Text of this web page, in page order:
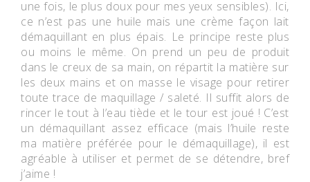
une fois, le plus doux pour mes yeux sensibles). Ici,
ce n’est pas une huile mais une crème façon lait
démaquillant en plus épais. Le principe reste plus
ou moins le même. On prend un peu de produit
dans le creux de sa main, on répartit la matière sur
les deux mains et on masse le visage pour retirer
toute trace de maquillage / saleté. Il suffit alors de
rincer le tout à l’eau tiède et le tour est joué ! C’est
un démaquillant assez efficace (mais l’huile reste
ma matière préférée pour le démaquillage), il est
agréable à utiliser et permet de se détendre, bref
j’aime !